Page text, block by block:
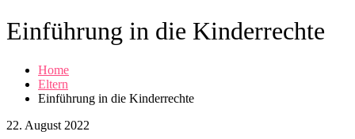
Einführung in die Kinderrechte
Home
Eltern
Einführung in die Kinderrechte
22. August 2022